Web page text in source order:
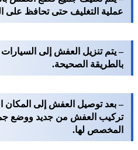
عملية التغليف حتى تحافظ على
– يتم تنزيل العفش إلى
بالطريقة الصحيحة.
– بعد توصيل العفش إلى المكان
تركيب العفش من جديد ووضع
المخصص لها.